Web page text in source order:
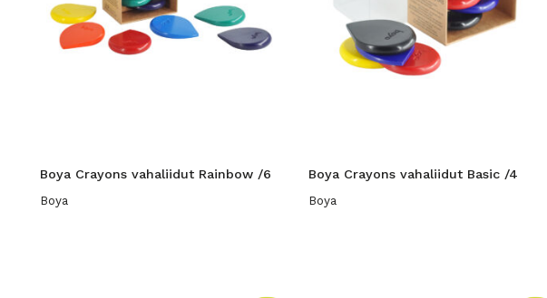
Boya Crayons vahaliidut Rainbow /6
Boya
Boya Crayons vahaliidut Basic /4
Boya